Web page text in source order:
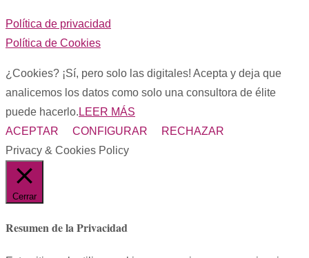
Política de privacidad
Política de Cookies
¿Cookies? ¡Sí, pero solo las digitales! Acepta y deja que
analicemos los datos como solo una consultora de élite
puede hacerlo. LEER MÁS
ACEPTAR
CONFIGURAR
RECHAZAR
Privacy & Cookies Policy
Cerrar
Resumen de la Privacidad